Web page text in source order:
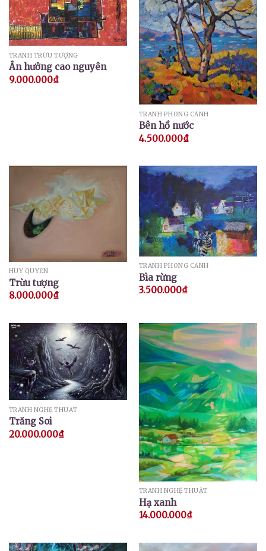
TRANH TRỪU TƯỢNG
Ân hưởng cao nguyên
9.000.000₫
TRANH PHONG CẢNH
Bên hồ nước
4.500.000₫
HUY QUYỂN
Trừu tượng
8.000.000₫
TRANH PHONG CẢNH
Bìa rừng
3.500.000₫
TRANH NGHỆ THUẬT
Trăng Soi
20.000.000₫
TRANH NGHỆ THUẬT
Hạ xanh
14.000.000₫